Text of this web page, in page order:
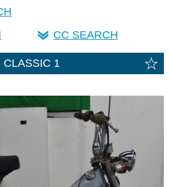
CC SEARCH
CLASSIC 1 ☆